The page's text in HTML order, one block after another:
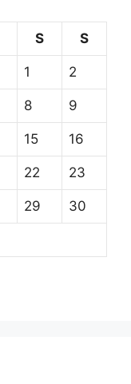
S S
1 2
8 9
15 16
22 23
29 30